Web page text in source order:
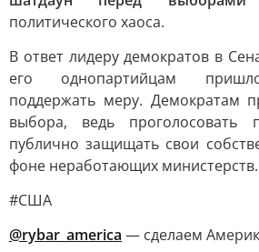
политического хаоса.
В ответ лидеру демократов в
его однопартийцам
поддержать меру. Демократам
выбора, ведь
публично защищать свои
фоне неработающих министерств.
#США
@rybar_america — сделаем